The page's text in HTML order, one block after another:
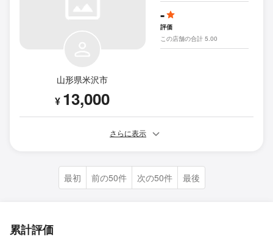
山形県米沢市
¥ 13,000
-
評価
この店舗の合計 5.00
さらに表示
最初 前の50件 次の50件 最後
累計評価